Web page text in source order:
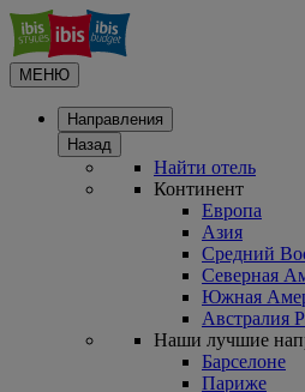
МЕНЮ
Направления
Назад
Найти отель
Континент
Европа
Азия
Средний
Северная
Южная
Австралия
Наши лучшие
Барселоне
Париже